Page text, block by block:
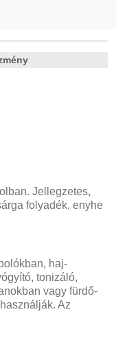
Jellegzetes,
folyadék, enyhe
haj-
tonizáló,
vagy fürdő-
Az